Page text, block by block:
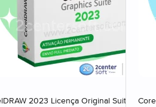
2023 Licença Original Suite Corel